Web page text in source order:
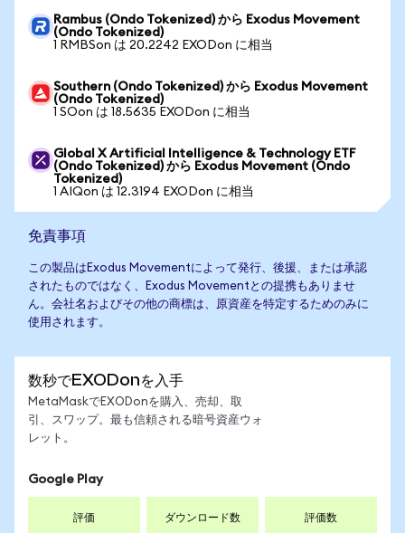
Rambus (Ondo Tokenized) から Exodus Movement
(Ondo Tokenized)
1 RMBSon は 20.2242 EXODon に相当
Southern (Ondo Tokenized) から Exodus Movement
(Ondo Tokenized)
1 SOon は 18.5635 EXODon に相当
Global X Artificial Intelligence & Technology ETF
(Ondo Tokenized) から Exodus Movement (Ondo
Tokenized)
1 AIQon は 12.3194 EXODon に相当
免責事項
この製品はExodus Movementによって発行、後援、または承認
されたものではなく、Exodus Movementとの提携もありませ
ん。会社名およびその他の商標は、原資産を特定するためのみに
使用されます。
数秒でEXODonを入手
MetaMaskでEXODonを購入、売却、取
引、スワップ。最も信頼される暗号資産ウォ
レット。
Google Play
評価 ダウンロード数 評価数